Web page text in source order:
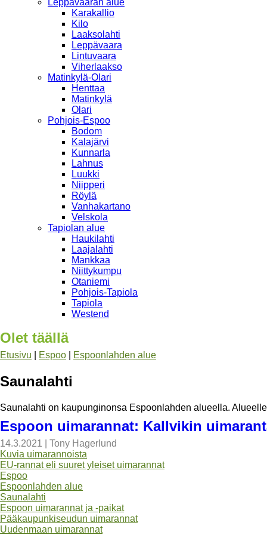
Karakallio
Kilo
Laaksolahti
Leppävaara
Lintuvaara
Viherlaakso
Matinkylä-Olari
Henttaa
Matinkylä
Olari
Pohjois-Espoo
Bodom
Kalajärvi
Kunnarla
Lahnus
Luukki
Niipperi
Röylä
Vanhakartano
Velskola
Tapiolan alue
Haukilahti
Laajalahti
Mankkaa
Niittykumpu
Otaniemi
Pohjois-Tapiola
Tapiola
Westend
Olet täällä
Etusivu Espoo Espoonlahden alue
Saunalahti
Saunalahti on kaupunginonsa Espoonlahden alueella.
Espoon uimarannat: Kallvikin
14.3.2021
Tony Hagerlund
Kuvia uimarannoista
EU-rannat eli suuret yleiset uimarannat
Espoo
Espoonlahden alue
Saunalahti
Espoon uimarannat ja -paikat
Pääkaupunkiseudun uimarannat
Uudenmaan uimarannat